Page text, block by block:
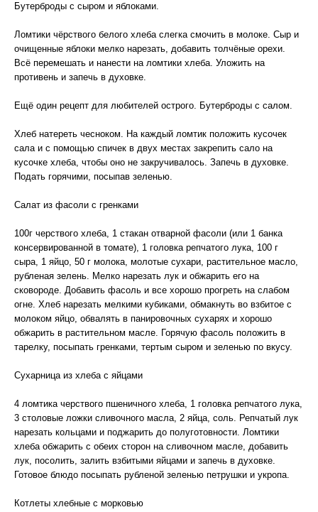
Бутерброды с сыром и яблоками.
Ломтики чёрствого белого хлеба слегка смочить в молоке. Сыр и
очищенные яблоки мелко нарезать, добавить толчёные орехи.
Всё перемешать и нанести на ломтики хлеба. Уложить на
противень и запечь в духовке.
Ещё один рецепт для любителей острого. Бутерброды с салом.
Хлеб натереть чесноком. На каждый ломтик положить кусочек
сала и с помощью спичек в двух местах закрепить сало на
кусочке хлеба, чтобы оно не закручивалось. Запечь в духовке.
Подать горячими, посыпав зеленью.
Салат из фасоли с гренками
100г черствого хлеба, 1 стакан отварной фасоли (или 1 банка
консервированной в томате), 1 головка репчатого лука, 100 г
сыра, 1 яйцо, 50 г молока, молотые сухари, растительное масло,
рубленая зелень. Мелко нарезать лук и обжарить его на
сковороде. Добавить фасоль и все хорошо прогреть на слабом
огне. Хлеб нарезать мелкими кубиками, обмакнуть во взбитое с
молоком яйцо, обвалять в панировочных сухарях и хорошо
обжарить в растительном масле. Горячую фасоль положить в
тарелку, посыпать гренками, тертым сыром и зеленью по вкусу.
Сухарница из хлеба с яйцами
4 ломтика черствого пшеничного хлеба, 1 головка репчатого лука,
3 столовые ложки сливочного масла, 2 яйца, соль. Репчатый лук
нарезать кольцами и поджарить до полуготовности. Ломтики
хлеба обжарить с обеих сторон на сливочном масле, добавить
лук, посолить, залить взбитыми яйцами и запечь в духовке.
Готовое блюдо посыпать рубленой зеленью петрушки и укропа.
Котлеты хлебные с морковью